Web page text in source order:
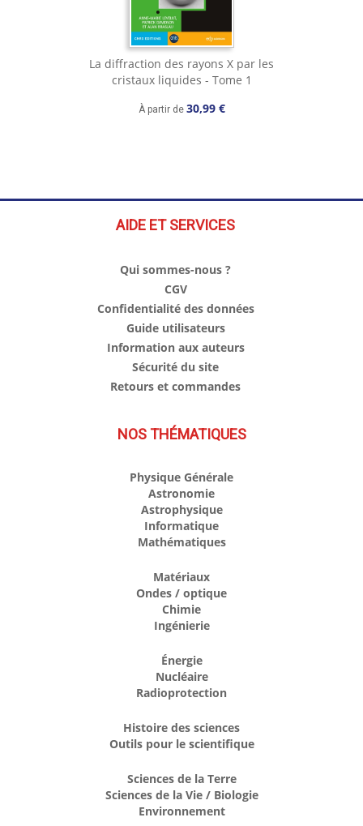
La diffraction des rayons X par les
cristaux liquides - Tome 1
À partir de 30,99 €
AIDE ET SERVICES
Qui sommes-nous ?
CGV
Confidentialité des données
Guide utilisateurs
Information aux auteurs
Sécurité du site
Retours et commandes
NOS THÉMATIQUES
Physique Générale
Astronomie
Astrophysique
Informatique
Mathématiques
Matériaux
Ondes / optique
Chimie
Ingénierie
Énergie
Nucléaire
Radioprotection
Histoire des sciences
Outils pour le scientifique
Sciences de la Terre
Sciences de la Vie / Biologie
Environnement